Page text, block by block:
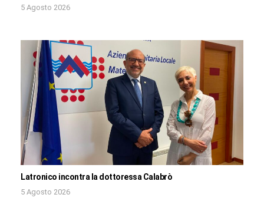
5 Agosto 2026
Latronico incontra la dottoressa Calabrò
5 Agosto 2026